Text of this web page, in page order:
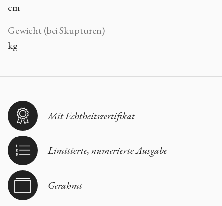
cm
Gewicht (bei Skupturen)
kg
Mit Echtheitszertifikat
Limitierte, numerierte Ausgabe
Gerahmt